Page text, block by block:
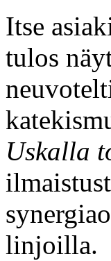
Itse
tulos
Uskalla
linjoilla.